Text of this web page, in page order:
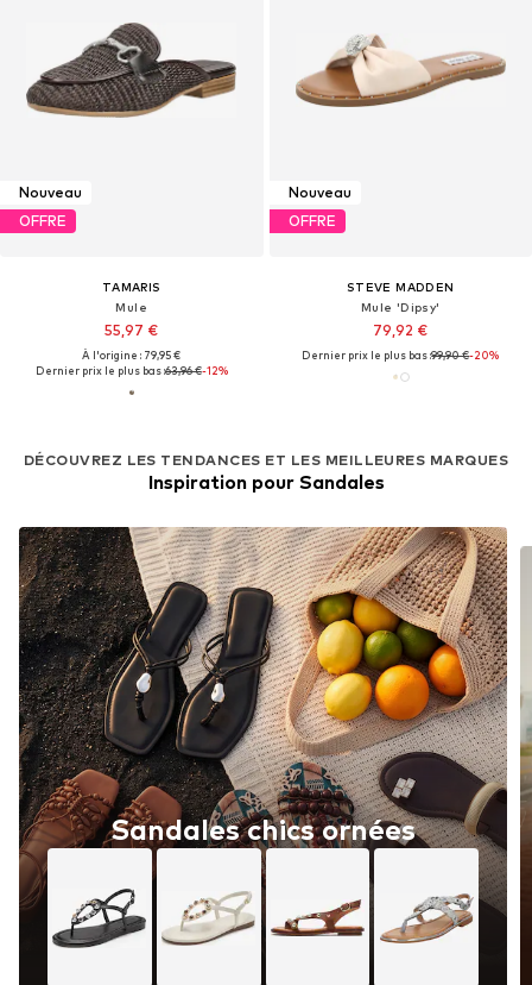
Nouveau
OFFRE
TAMARIS
Mule
55,97 €
À l'origine : 79,95 €
Dernier prix le plus bas :63,96 €-12%
DÉCOUVREZ LES TENDANCES ET LES MEILLEURES MARQUES
Inspiration pour Sandales
Sandales chics ornées
Nouveau
OFFRE
STEVE MADDEN
Mule 'Dipsy'
79,92 €
Dernier prix le plus bas :99,90 €-20%